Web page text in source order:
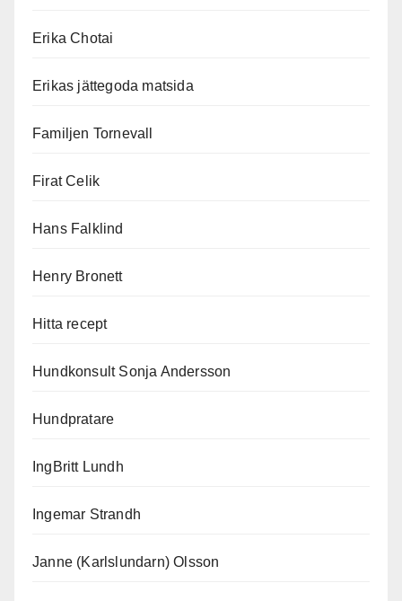
Erika Chotai
Erikas jättegoda matsida
Familjen Tornevall
Firat Celik
Hans Falklind
Henry Bronett
Hitta recept
Hundkonsult Sonja Andersson
Hundpratare
IngBritt Lundh
Ingemar Strandh
Janne (Karlslundarn) Olsson